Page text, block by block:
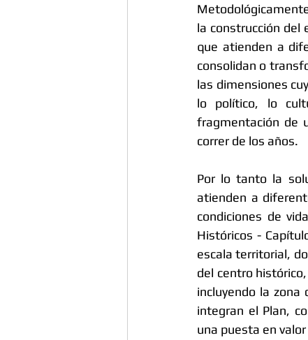
la construcción del
que atienden a
consolidan o
las dimensiones
lo político, lo
fragmentación de
correr de los años.
Por lo tanto la
atienden a
condiciones de
Históricos -
escala territorial,
del centro
incluyendo la
integran el Plan,
una puesta en